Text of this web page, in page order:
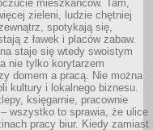
mieszkańców. Tam,
zieleni, ludzie chętniej
spotykają się,
z ławek i placów zabaw.
staje się wtedy swoistym
nie tylko korytarzem
domem a pracą. Nie można
kultury i lokalnego biznesu.
księgarnie, pracownie
– wszystko to sprawia, że ulice
pracy biur. Kiedy zamiast